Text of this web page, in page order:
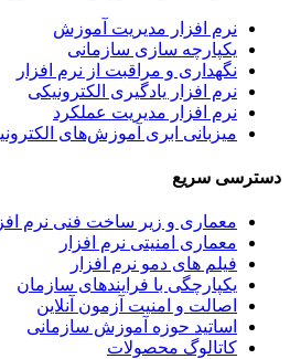
افزار مدیریت آموزش
سازی سازمانی
و مراقبت از نرم افزار
یادگیری الکترونیکی
مدیریت عملکرد
ابری آموزش‌های الکترونیکی
و زیر ساخت فنی نرم افزار
امنیتی نرم افزار
های دمو نرم افزار
با فرایندهای سازمان
و امنیت آزمون آنلاین
حوزه آموزش سازمانی
محصولات